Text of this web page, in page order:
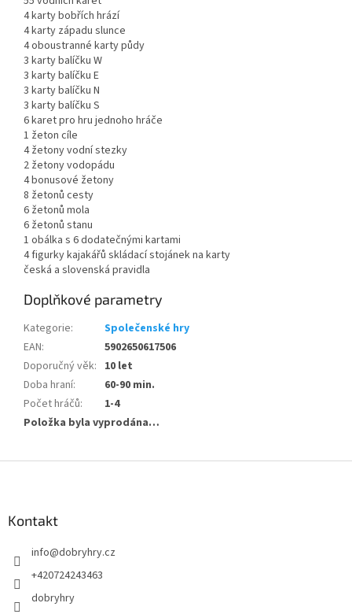
4 karty bobřích hrází
4 karty západu slunce
4 oboustranné karty půdy
3 karty balíčku W
3 karty balíčku E
3 karty balíčku N
3 karty balíčku S
6 karet pro hru jednoho hráče
1 žeton cíle
4 žetony vodní stezky
2 žetony vodopádu
4 bonusové žetony
8 žetonů cesty
6 žetonů mola
6 žetonů stanu
1 obálka s 6 dodatečnými kartami
4 figurky kajakářů skládací stojánek na karty
česká a slovenská pravidla
Doplňkové parametry
Kategorie:
Společenské hry
EAN:
5902650617506
Doporučný věk: 10 let
Doba hraní:
60-90 min.
Počet hráčů:
1-4
Položka byla vyprodána…
Kontakt
info@dobryhry.cz
+420724243463
dobryhry